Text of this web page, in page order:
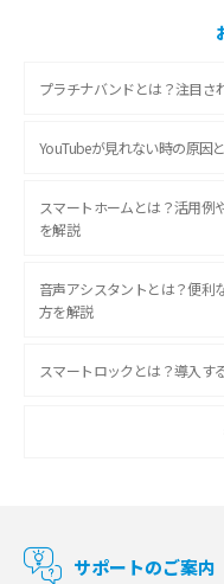
プラチナバンドとは？注目さ
YouTubeが見れない時の原因
スマートホームとは？活用例
を解説
音声アシスタントとは？便利
方を解説
スマートロックとは？導入す
スマートテレビとは？特徴や
マンションで使えるWi-Fiは？
サポートのご案内